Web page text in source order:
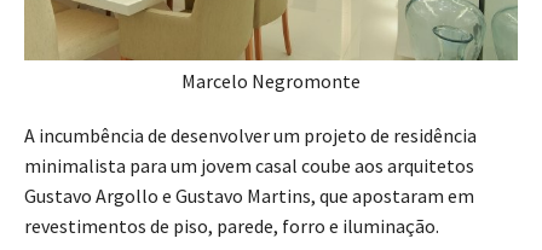
Marcelo Negromonte
A incumbência de desenvolver um projeto de residência
minimalista para um jovem casal coube aos arquitetos
Gustavo Argollo e Gustavo Martins, que apostaram em
revestimentos de piso, parede, forro e iluminação.